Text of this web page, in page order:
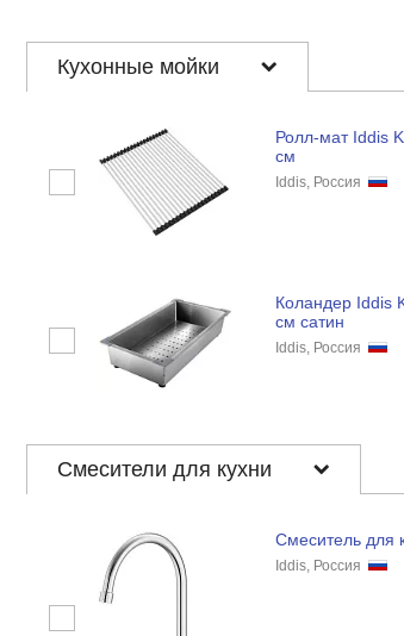
Кухонные мойки
Ролл-мат Iddis
см
Iddis, Россия
Коландер Iddis
см сатин
Iddis, Россия
Смесители для кухни
Смеситель для
Iddis, Россия